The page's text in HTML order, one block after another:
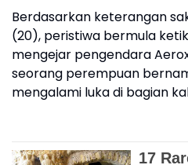
Berdasarkan keterangan
(20), peristiwa bermula
mengejar pengendara
seorang perempuan
mengalami luka di bagian